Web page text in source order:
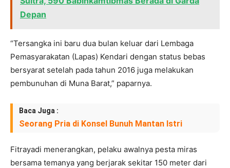
Depan
“Tersangka ini baru dua bulan keluar dari Lembaga
Pemasyarakatan (Lapas) Kendari dengan status bebas
bersyarat setelah pada tahun 2016 juga melakukan
pembunuhan di Muna Barat,” paparnya.
Baca Juga :
Seorang Pria di Konsel Bunuh Mantan Istri
Fitrayadi menerangkan, pelaku awalnya pesta miras
bersama temanya yang berjarak sekitar 150 meter dari